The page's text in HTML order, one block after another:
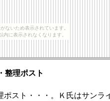
ないため表示されています。
内に表示されなくなります。
整理ポスト
スト・・・。Ｋ氏はサンラ